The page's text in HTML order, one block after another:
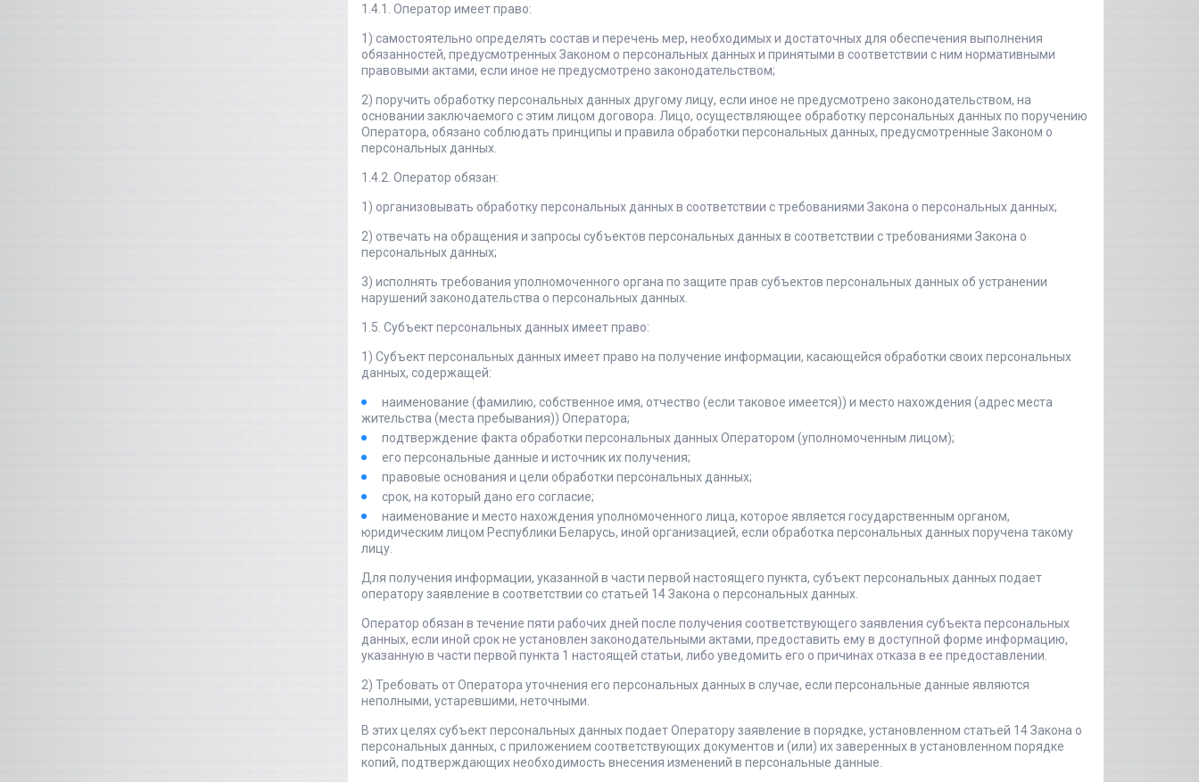
1.4.1. Оператор имеет право:
1) самостоятельно определять состав и перечень мер, необходимых и достаточных для обеспечения выполнения
обязанностей, предусмотренных Законом о персональных данных и принятыми в соответствии с ним нормативными
правовыми актами, если иное не предусмотрено законодательством;
2) поручить обработку персональных данных другому лицу, если иное не предусмотрено законодательством, на
основании заключаемого с этим лицом договора. Лицо, осуществляющее обработку персональных данных по поручению
Оператора, обязано соблюдать принципы и правила обработки персональных данных, предусмотренные Законом о
персональных данных.
1.4.2. Оператор обязан:
1) организовывать обработку персональных данных в соответствии с требованиями Закона о персональных данных;
2) отвечать на обращения и запросы субъектов персональных данных в соответствии с требованиями Закона о
персональных данных;
3) исполнять требования уполномоченного органа по защите прав субъектов персональных данных об устранении
нарушений законодательства о персональных данных.
1.5. Субъект персональных данных имеет право:
1) Субъект персональных данных имеет право на получение информации, касающейся обработки своих персональных
данных, содержащей:
наименование (фамилию, собственное имя, отчество (если таковое имеется)) и место нахождения (адрес места
жительства (места пребывания)) Оператора;
подтверждение факта обработки персональных данных Оператором (уполномоченным лицом);
его персональные данные и источник их получения;
правовые основания и цели обработки персональных данных;
срок, на который дано его согласие;
наименование и место нахождения уполномоченного лица, которое является государственным органом,
юридическим лицом Республики Беларусь, иной организацией, если обработка персональных данных поручена такому
лицу.
Для получения информации, указанной в части первой настоящего пункта, субъект персональных данных подает
оператору заявление в соответствии со статьей 14 Закона о персональных данных.
Оператор обязан в течение пяти рабочих дней после получения соответствующего заявления субъекта персональных
данных, если иной срок не установлен законодательными актами, предоставить ему в доступной форме информацию,
указанную в части первой пункта 1 настоящей статьи, либо уведомить его о причинах отказа в ее предоставлении.
2) Требовать от Оператора уточнения его персональных данных в случае, если персональные данные являются
неполными, устаревшими, неточными.
В этих целях субъект персональных данных подает Оператору заявление в порядке, установленном статьей 14 Закона о
персональных данных, с приложением соответствующих документов и (или) их заверенных в установленном порядке
копий, подтверждающих необходимость внесения изменений в персональные данные.